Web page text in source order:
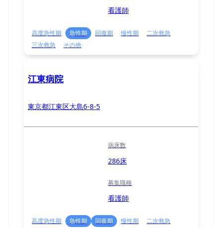
看護師
高度急性期 急性期 回復期 慢性期
二次救急
三次救急
その他
江東病院
東京都江東区大島6-8-5
病床数
286床
募集職種
看護師
高度急性期 急性期 回復期 慢性期
二次救急